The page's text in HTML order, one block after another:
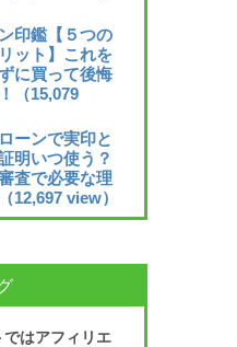
印鑑【５つの
ット】これを
に買って後悔
（15,079
ーンで実印と
明いつ使う？
査で必要な理
（12,697 view）
ではアフィリエ